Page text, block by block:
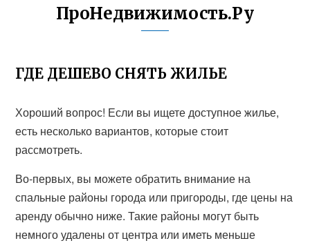
ПроНедвижимость.Ру
ГДЕ ДЕШЕВО СНЯТЬ ЖИЛЬЕ
Хороший вопрос! Если вы ищете доступное жилье,
есть несколько вариантов, которые стоит
рассмотреть.
Во-первых, вы можете обратить внимание на
спальные районы города или пригороды, где цены на
аренду обычно ниже. Такие районы могут быть
немного удалены от центра или иметь меньше